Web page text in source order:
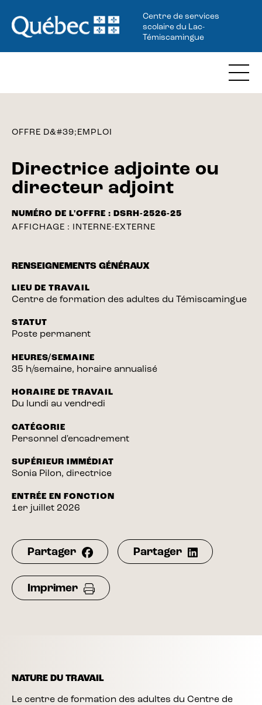
Centre de services
scolaire du Lac-
Témiscamingue
OFFRE D&#39;EMPLOI
Directrice adjointe ou
directeur adjoint
NUMÉRO DE L'OFFRE : DSRH-2526-25
AFFICHAGE : INTERNE-EXTERNE
RENSEIGNEMENTS GÉNÉRAUX
LIEU DE TRAVAIL
Centre de formation des adultes du Témiscamingue
STATUT
Poste permanent
HEURES/SEMAINE
35 h/semaine, horaire annualisé
HORAIRE DE TRAVAIL
Du lundi au vendredi
CATÉGORIE
Personnel d'encadrement
SUPÉRIEUR IMMÉDIAT
Sonia Pilon, directrice
ENTRÉE EN FONCTION
1er juillet 2026
Partager Partager
Imprimer
NATURE DU TRAVAIL
Le centre de formation des adultes du Centre de